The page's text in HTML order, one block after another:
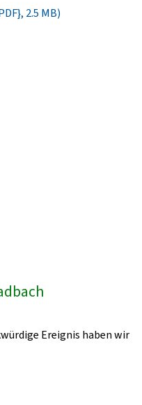
2.5 MB)
Ereignis haben wir